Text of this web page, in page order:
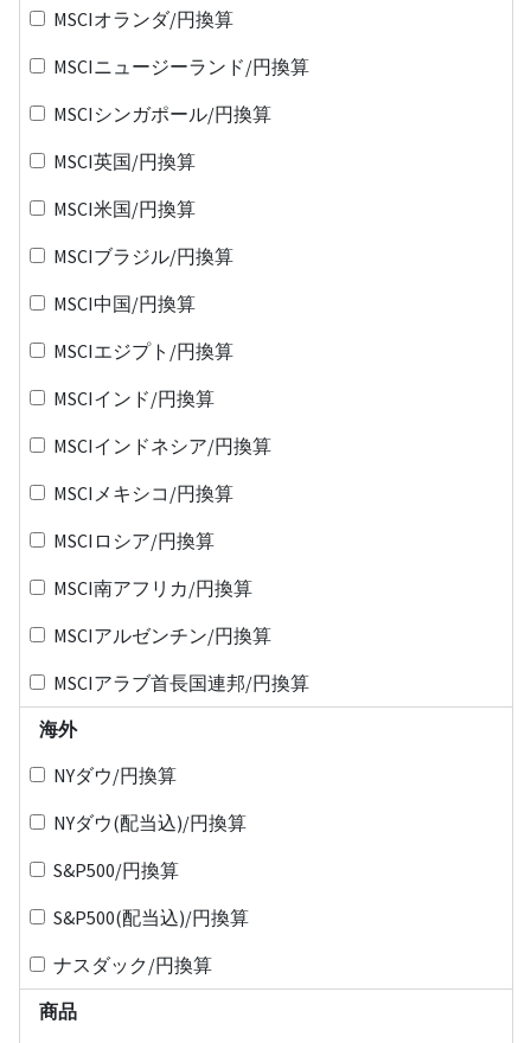
MSCIオランダ/円換算
MSCIニュージーランド/円換算
MSCIシンガポール/円換算
MSCI英国/円換算
MSCI米国/円換算
MSCIブラジル/円換算
MSCI中国/円換算
MSCIエジプト/円換算
MSCIインド/円換算
MSCIインドネシア/円換算
MSCIメキシコ/円換算
MSCIロシア/円換算
MSCI南アフリカ/円換算
MSCIアルゼンチン/円換算
MSCIアラブ首長国連邦/円換算
海外
NYダウ/円換算
NYダウ(配当込)/円換算
S&P500/円換算
S&P500(配当込)/円換算
ナスダック/円換算
商品